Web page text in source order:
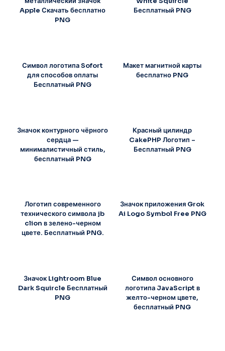
Apple Скачать бесплатно
PNG
Бесплатный PNG
Символ логотипа Sofort
для способов оплаты
Бесплатный PNG
Макет магнитной карты
бесплатно PNG
Значок контурного чёрного
сердца —
минималистичный стиль,
бесплатный PNG
Красный цилиндр
CakePHP Логотип –
Бесплатный PNG
Логотип современного
технического символа jb
clion в зелено-черном
цвете. Бесплатный PNG.
Значок приложения Grok
Ai Logo Symbol Free PNG
Значок Lightroom Blue
Dark Squircle Бесплатный
PNG
Символ основного
логотипа JavaScript в
желто-черном цвете,
бесплатный PNG